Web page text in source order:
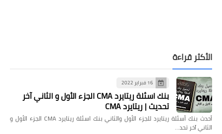
الأكثر قراءة
16 فبراير 2022
بنك اسئلة ريتايرد CMA الجزء الأول و الثاني آخر
تحديث | ريتايرد CMA
أحدث بنك أسئلة ريتايرد للجزء الأول والثاني بنك اسئلة ريتايرد CMA الجزء الأول و
الثاني آخر تحد…